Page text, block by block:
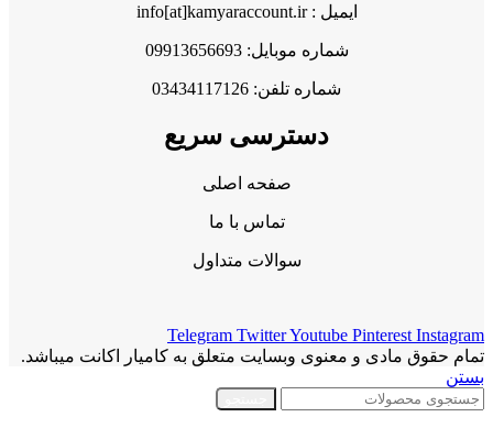
ایمیل : info[at]kamyaraccount.ir
شماره موبایل: 09913656693
شماره تلفن: 03434117126
دسترسی سریع
صفحه اصلی
تماس با ما
سوالات متداول
Telegram TwitterYoutube Pinterest Instagram
تمام حقوق مادی و معنوی وبسایت متعلق به کامیار اکانت میباشد.
بستن